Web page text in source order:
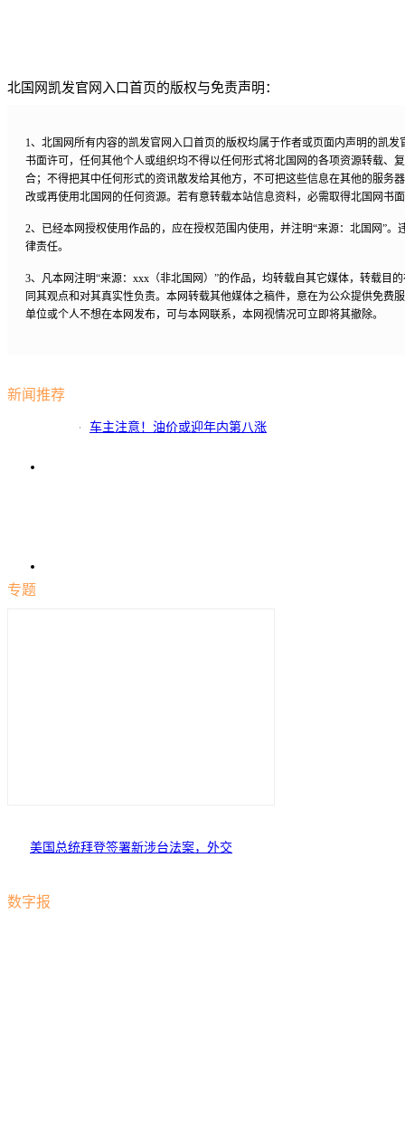
北国网凯发官网入口首页的版权与免责声明：
1、北国网所有内容的凯发官网入口首页的版权均属于作者或页面内声明的凯
书面许可，任何其他个人或组织均不得以任何形式将北国网的各项资源转载、
合；不得把其中任何形式的资讯散发给其他方，不可把这些信息在其他的服务
改或再使用北国网的任何资源。若有意转载本站信息资料，必需取得北国网书
2、已经本网授权使用作品的，应在授权范围内使用，并注明“来源：北国网”
律责任。
3、凡本网注明“来源：xxx（非北国网）”的作品，均转载自其它媒体，转载目
同其观点和对其真实性负责。本网转载其他媒体之稿件，意在为公众提供免费
单位或个人不想在本网发布，可与本网联系，本网视情况可立即将其撤除。
新闻推荐
车主注意！油价或迎年内第八涨
专题
美国总统拜登签署新涉台法案，外交
数字报